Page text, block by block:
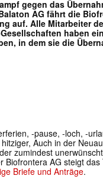
gegen das
AG fährt die
auf. Alle Mitarbeiter
haben
in dem sie die
-pause, -loch, -
Auch in der
zumindest
Biofrontera AG steigt
Briefe und Anträge.